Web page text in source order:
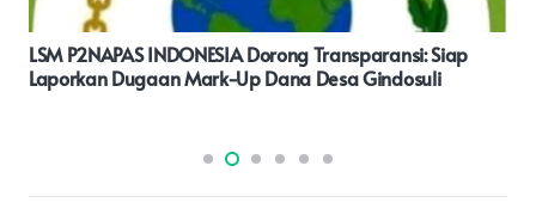
Informasi Kepada ;Bapak Kapolda Jateng ;Tanah Galian
C Diangkut Dump Truck Timbulkan Debu, Warga Merasa